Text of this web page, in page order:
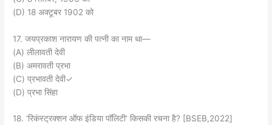
(D) 18 अक्टूबर 1902 को
17. जयप्रकाश नारायण की पत्नी का नाम था—
(A) लीलावती देवी
(B) अमरावती प्रभा
(C) प्रभावती देवी✓
(D) प्रभा सिंहा
18. ‘रिकंस्ट्रक्शन ऑफ इंडिया पॉलिटी’ किसकी रचना है? [BSEB,2022]